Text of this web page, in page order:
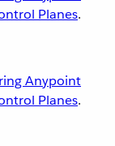
Planes.
Anypoint
Planes.